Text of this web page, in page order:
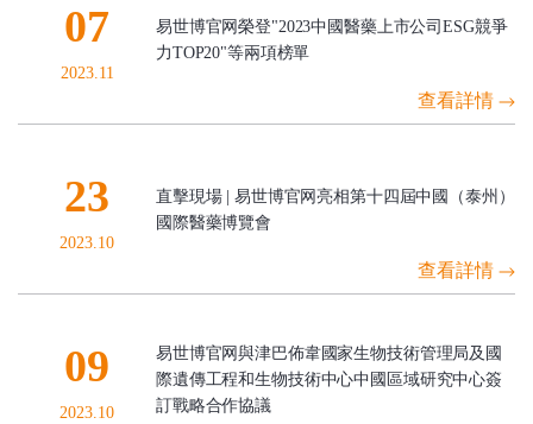
07
2023.11
易世博官网榮登"2023中國醫藥上市公司ESG競爭
力TOP20"等兩項榜單
查看詳情
23
2023.10
直擊現場 | 易世博官网亮相第十四屆中國（泰州）
國際醫藥博覽會
查看詳情
09
2023.10
易世博官网與津巴佈韋國家生物技術管理局及國
際遺傳工程和生物技術中心中國區域研究中心簽
訂戰略合作協議